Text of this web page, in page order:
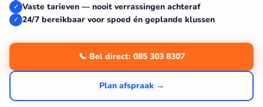
✓ Vaste tarieven — nooit verrassingen achteraf
✓ 24/7 bereikbaar voor spoed én geplande klussen
📞 Bel direct: 085 303 8307
Plan afspraak →